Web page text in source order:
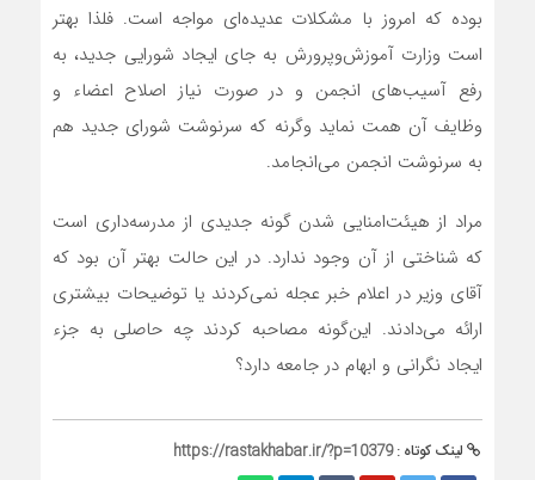
بوده که امروز با مشکلات عدیده‌ای مواجه است. فلذا بهتر
است وزارت آموزش‌وپرورش به جای ایجاد شورایی جدید، به
رفع آسیب‌های انجمن و در صورت نیاز اصلاح اعضاء و
وظایف آن همت نماید وگرنه که سرنوشت شورای جدید هم
به سرنوشت انجمن می‌انجامد.
مراد از هیئت‌امنایی شدن گونه جدیدی از مدرسه‌داری است
که شناختی از آن وجود ندارد. در این حالت بهتر آن بود که
آقای وزیر در اعلام خبر عجله نمی‌کردند یا توضیحات بیشتری
ارائه می‌دادند. این‌گونه مصاحبه کردند چه حاصلی به جزء
ایجاد نگرانی و ابهام در جامعه دارد؟
لینک کوتاه :https://rastakhabar.ir/?p=10379